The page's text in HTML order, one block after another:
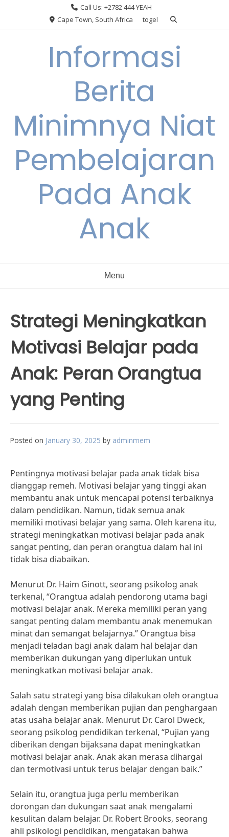
Call Us: +2782 444 YEAH
Cape Town, South Africa
togel
Informasi
Berita
Minimnya Niat
Pembelajaran
Pada Anak
Anak
Menu
Strategi Meningkatkan
Motivasi Belajar pada
Anak: Peran Orangtua
yang Penting
Posted on January 30, 2025 by adminmem
Pentingnya motivasi belajar pada anak tidak bisa
dianggap remeh. Motivasi belajar yang tinggi akan
membantu anak untuk mencapai potensi terbaiknya
dalam pendidikan. Namun, tidak semua anak
memiliki motivasi belajar yang sama. Oleh karena itu,
strategi meningkatkan motivasi belajar pada anak
sangat penting, dan peran orangtua dalam hal ini
tidak bisa diabaikan.
Menurut Dr. Haim Ginott, seorang psikolog anak
terkenal, “Orangtua adalah pendorong utama bagi
motivasi belajar anak. Mereka memiliki peran yang
sangat penting dalam membantu anak menemukan
minat dan semangat belajarnya.” Orangtua bisa
menjadi teladan bagi anak dalam hal belajar dan
memberikan dukungan yang diperlukan untuk
meningkatkan motivasi belajar anak.
Salah satu strategi yang bisa dilakukan oleh orangtua
adalah dengan memberikan pujian dan penghargaan
atas usaha belajar anak. Menurut Dr. Carol Dweck,
seorang psikolog pendidikan terkenal, “Pujian yang
diberikan dengan bijaksana dapat meningkatkan
motivasi belajar anak. Anak akan merasa dihargai
dan termotivasi untuk terus belajar dengan baik.”
Selain itu, orangtua juga perlu memberikan
dorongan dan dukungan saat anak mengalami
kesulitan dalam belajar. Dr. Robert Brooks, seorang
ahli psikologi pendidikan, mengatakan bahwa